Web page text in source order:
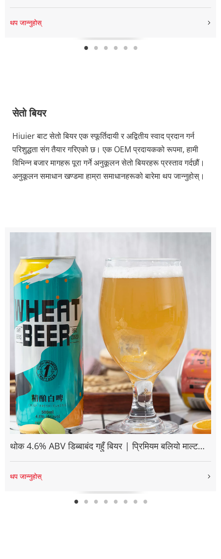
थप जान्नुहोस्
सेतो बियर
Hiuier बाट सेतो बियर एक स्फूर्तिदायी र अद्वितीय स्वाद प्रदान गर्न
परिशुद्धता संग तैयार गरिएको छ। एक OEM प्रदायकको रूपमा, हामी
विभिन्न बजार मागहरू पूरा गर्ने अनुकूलन सेतो बियरहरू प्रस्ताव गर्दछौं।
अनुकूलन समाधान खण्डमा हाम्रा समाधानहरूको बारेमा थप जान्नुहोस्।
थोक 4.6% ABV डिब्बाबंद गहुँ बियर | प्रिमियम बलियो माल्ट
थप जान्नुहोस्